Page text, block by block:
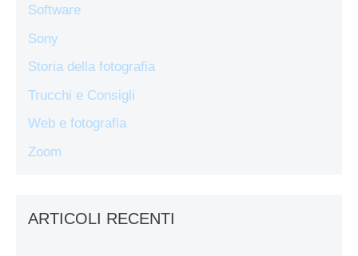
Software
Sony
Storia della fotografia
Trucchi e Consigli
Web e fotografia
Zoom
ARTICOLI RECENTI